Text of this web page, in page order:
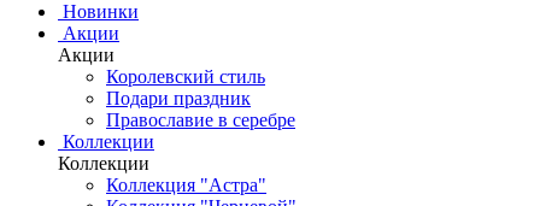
Новинки
Акции
Акции
Королевский стиль
Подари праздник
Православие в серебре
Коллекции
Коллекции
Коллекция "Астра"